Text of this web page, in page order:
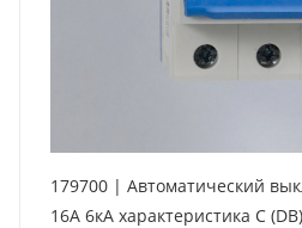
179700 | Автоматический
16А 6кА характеристика C